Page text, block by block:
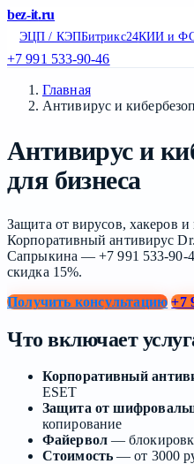
bez-it.ru
ЭЦП / КЭПБитрикс24КИИ и
+7 991 533-90-46
Главная
Антивирус и
Антивирус и
для бизнеса
Защита от вирусов, хакеров
Корпоративный антивирус
Сапрыкина — +7 991 533-90-
скидка 15%.
Получить консультацию +7
Что включает
Корпоративный
ESET
Защита от
копирование
Файервол—
Стоимость— от 3000